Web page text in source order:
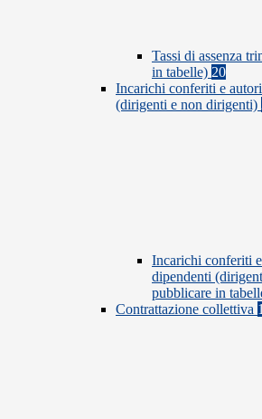
Tassi di assenza
in tabelle) 20
Incarichi conferiti e
(dirigenti e non dirigenti)
Incarichi conferiti
dipendenti
pubblicare in
Contrattazione collettiva 1